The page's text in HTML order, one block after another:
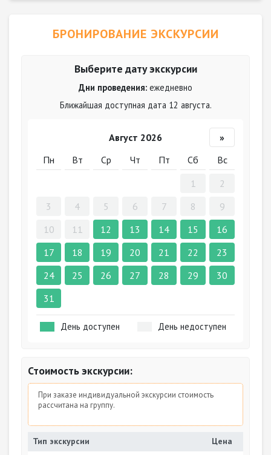
БРОНИРОВАНИЕ ЭКСКУРСИИ
Выберите дату экскурсии
Дни проведения: ежедневно
Ближайшая доступная дата 12 августа.
Август 2026
»
Пн
Вт Ср Чт Пт Сб
Вс
1
2
3
4 5 6 7 8
9
10
11 12 13 14 15
16
17
18 19 20 21 22
23
24
25 26 27 28 29
30
31
День доступен День недоступен
Стоимость экскурсии:
При заказе индивидуальной экскурсии стоимость
рассчитана на группу.
Тип экскурсии
Цена